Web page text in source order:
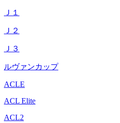
Ｊ１
Ｊ２
Ｊ３
ルヴァンカップ
ACLE
ACL Elite
ACL2